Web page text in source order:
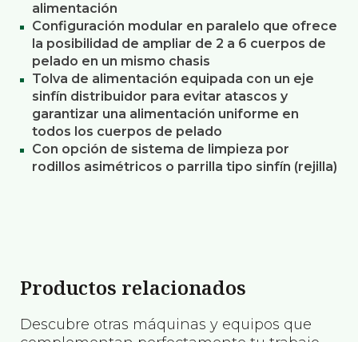
alimentación
Configuración modular en paralelo que ofrece
la posibilidad de ampliar de 2 a 6 cuerpos de
pelado en un mismo chasis
Tolva de alimentación equipada con un eje
sinfín distribuidor para evitar atascos y
garantizar una alimentación uniforme en
todos los cuerpos de pelado
Con opción de sistema de limpieza por
rodillos asimétricos o parrilla tipo sinfín (rejilla)
Productos relacionados
Descubre otras máquinas y equipos que